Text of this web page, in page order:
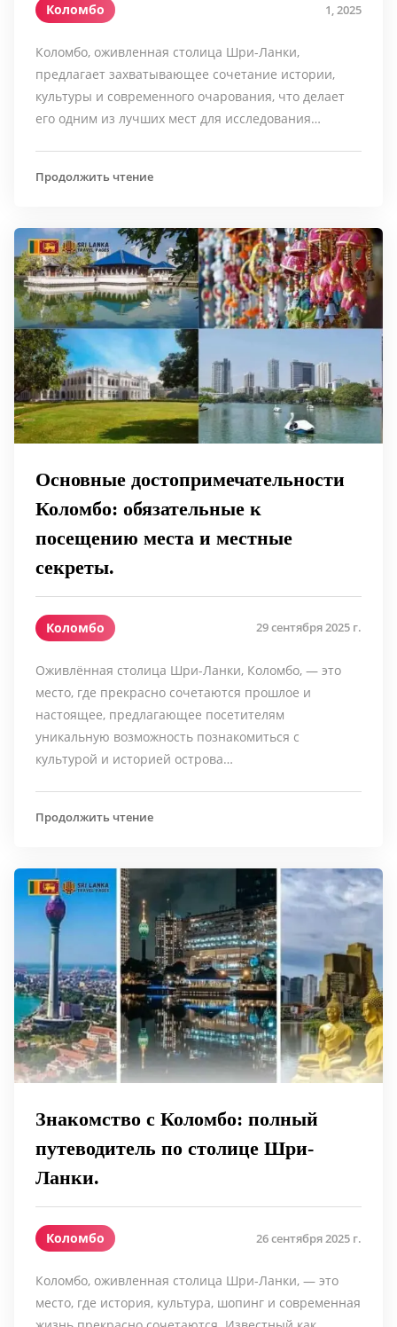
Коломбо 1, 2025
Коломбо, оживленная столица Шри-Ланки,
предлагает захватывающее сочетание истории,
культуры и современного очарования, что делает
его одним из лучших мест для исследования…
Продолжить чтение
Основные достопримечательности
Коломбо: обязательные к
посещению места и местные
секреты.
Коломбо 29 сентября 2025 г.
Оживлённая столица Шри-Ланки, Коломбо, — это
место, где прекрасно сочетаются прошлое и
настоящее, предлагающее посетителям
уникальную возможность познакомиться с
культурой и историей острова…
Продолжить чтение
Знакомство с Коломбо: полный
путеводитель по столице Шри-
Ланки.
Коломбо 26 сентября 2025 г.
Коломбо, оживленная столица Шри-Ланки, — это
место, где история, культура, шопинг и современная